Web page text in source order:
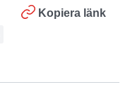
Kopiera länk